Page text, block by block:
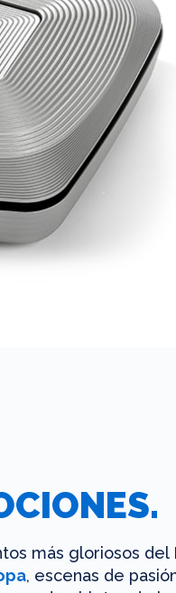
más gloriosos del
, escenas de